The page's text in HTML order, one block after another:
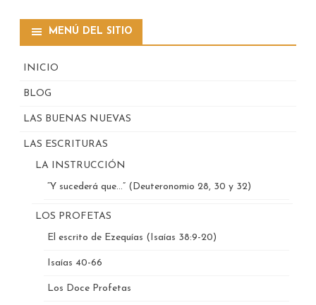
MENÚ DEL SITIO
INICIO
BLOG
LAS BUENAS NUEVAS
LAS ESCRITURAS
LA INSTRUCCIÓN
“Y sucederá que…” (Deuteronomio 28, 30 y 32)
LOS PROFETAS
El escrito de Ezequías (Isaías 38:9-20)
Isaías 40-66
Los Doce Profetas